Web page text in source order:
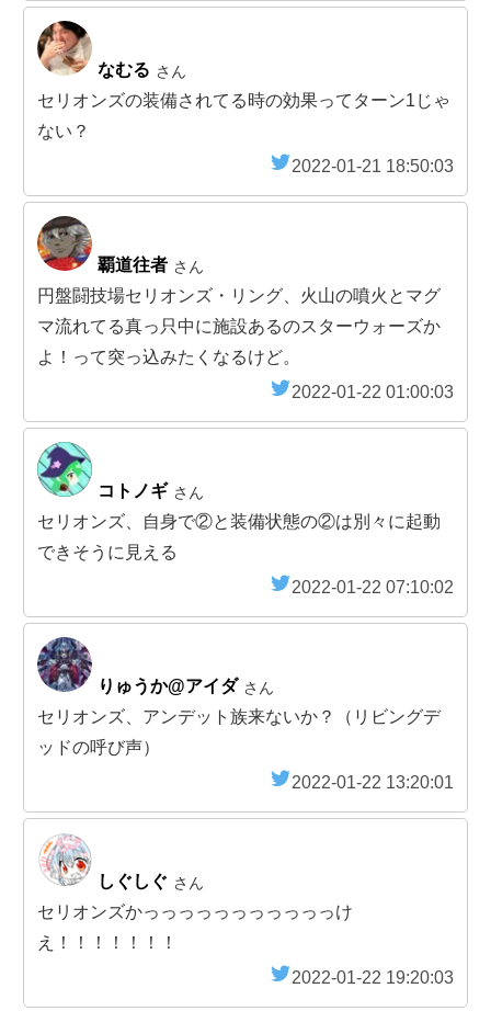
なむる さん
セリオンズの装備されてる時の効果ってターン1じゃ
ない？
2022-01-21 18:50:03
覇道往者 さん
円盤闘技場セリオンズ・リング、火山の噴火とマグ
マ流れてる真っ只中に施設あるのスターウォーズか
よ！って突っ込みたくなるけど。
2022-01-22 01:00:03
コトノギ さん
セリオンズ、自身で②と装備状態の②は別々に起動
できそうに見える
2022-01-22 07:10:02
りゅうか@アイダ さん
セリオンズ、アンデット族来ないか？（リビングデ
ッドの呼び声）
2022-01-22 13:20:01
しぐしぐ さん
セリオンズかっっっっっっっっっっっけ
え！！！！！！！
2022-01-22 19:20:03